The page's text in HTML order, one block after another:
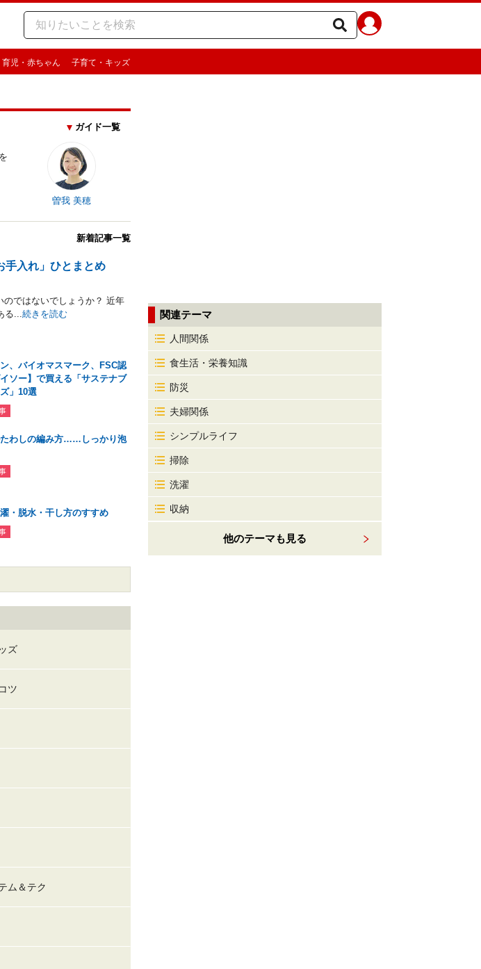
育児・赤ちゃん 子育て・キッズ
ガイド一覧
曽我 美穂
新着記事一覧
手入れ」ひとまとめ
のではないでしょうか？ 近年
る...続きを読む
、バイオマスマーク、FSC認
ソー】で買える「サステナブ
」10選
たわしの編み方……しっかり泡
・脱水・干し方のすすめ
ズ
ツ
ム＆テク
関連テーマ
人間関係
食生活・栄養知識
防災
夫婦関係
シンプルライフ
掃除
洗濯
収納
他のテーマも見る